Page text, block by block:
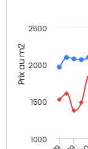
Prix au m2
1500
2000
2500
1000